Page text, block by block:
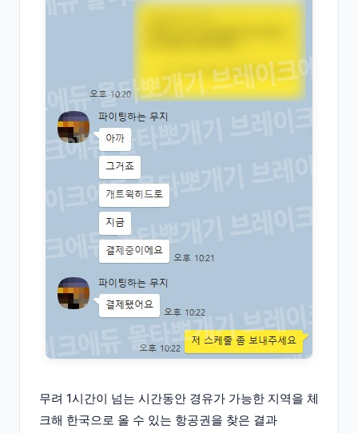
무려 1시간이 넘는 시간동안 경유가 가능한 지역을 체
크해 한국으로 올 수 있는 항공권을 찾은 결과